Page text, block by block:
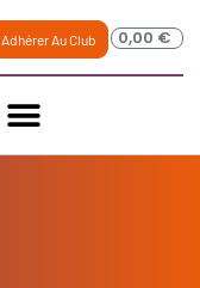
Adhérer Au Club 0,00 €